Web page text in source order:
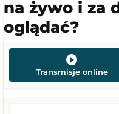
na żywo i za
oglądać?
Transmisje online